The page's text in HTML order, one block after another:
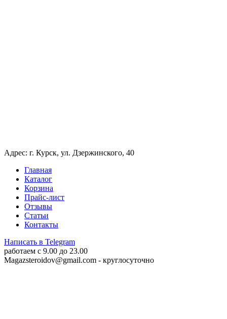
Адрес: г. Курск, ул. Дзержинского, 40
Главная
Каталог
Корзина
Прайс-лист
Отзывы
Статьи
Контакты
Написать в Telegram
работаем c 9.00 до 23.00
Magazsteroidov@gmail.com - круглосуточно